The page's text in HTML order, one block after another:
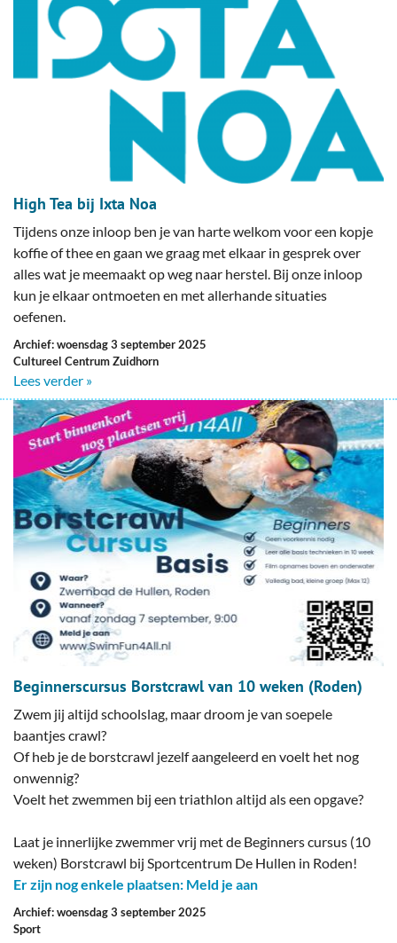
High Tea bij Ixta Noa
Tijdens onze inloop ben je van harte welkom voor een kopje
koffie of thee en gaan we graag met elkaar in gesprek over
alles wat je meemaakt op weg naar herstel. Bij onze inloop
kun je elkaar ontmoeten en met allerhande situaties
oefenen.
Archief: woensdag 3 september 2025
Cultureel Centrum Zuidhorn
Lees verder »
Beginnerscursus Borstcrawl van 10 weken (Roden)
Zwem jij altijd schoolslag, maar droom je van soepele
baantjes crawl?
Of heb je de borstcrawl jezelf aangeleerd en voelt het nog
onwennig?
Voelt het zwemmen bij een triathlon altijd als een opgave?
Laat je innerlijke zwemmer vrij met de Beginners cursus (10
weken) Borstcrawl bij Sportcentrum De Hullen in Roden!
Er zijn nog enkele plaatsen: Meld je aan
Archief: woensdag 3 september 2025
Sport